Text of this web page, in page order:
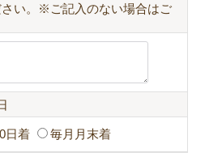
い。※ご記入のない場合はご
日着 毎月月末着